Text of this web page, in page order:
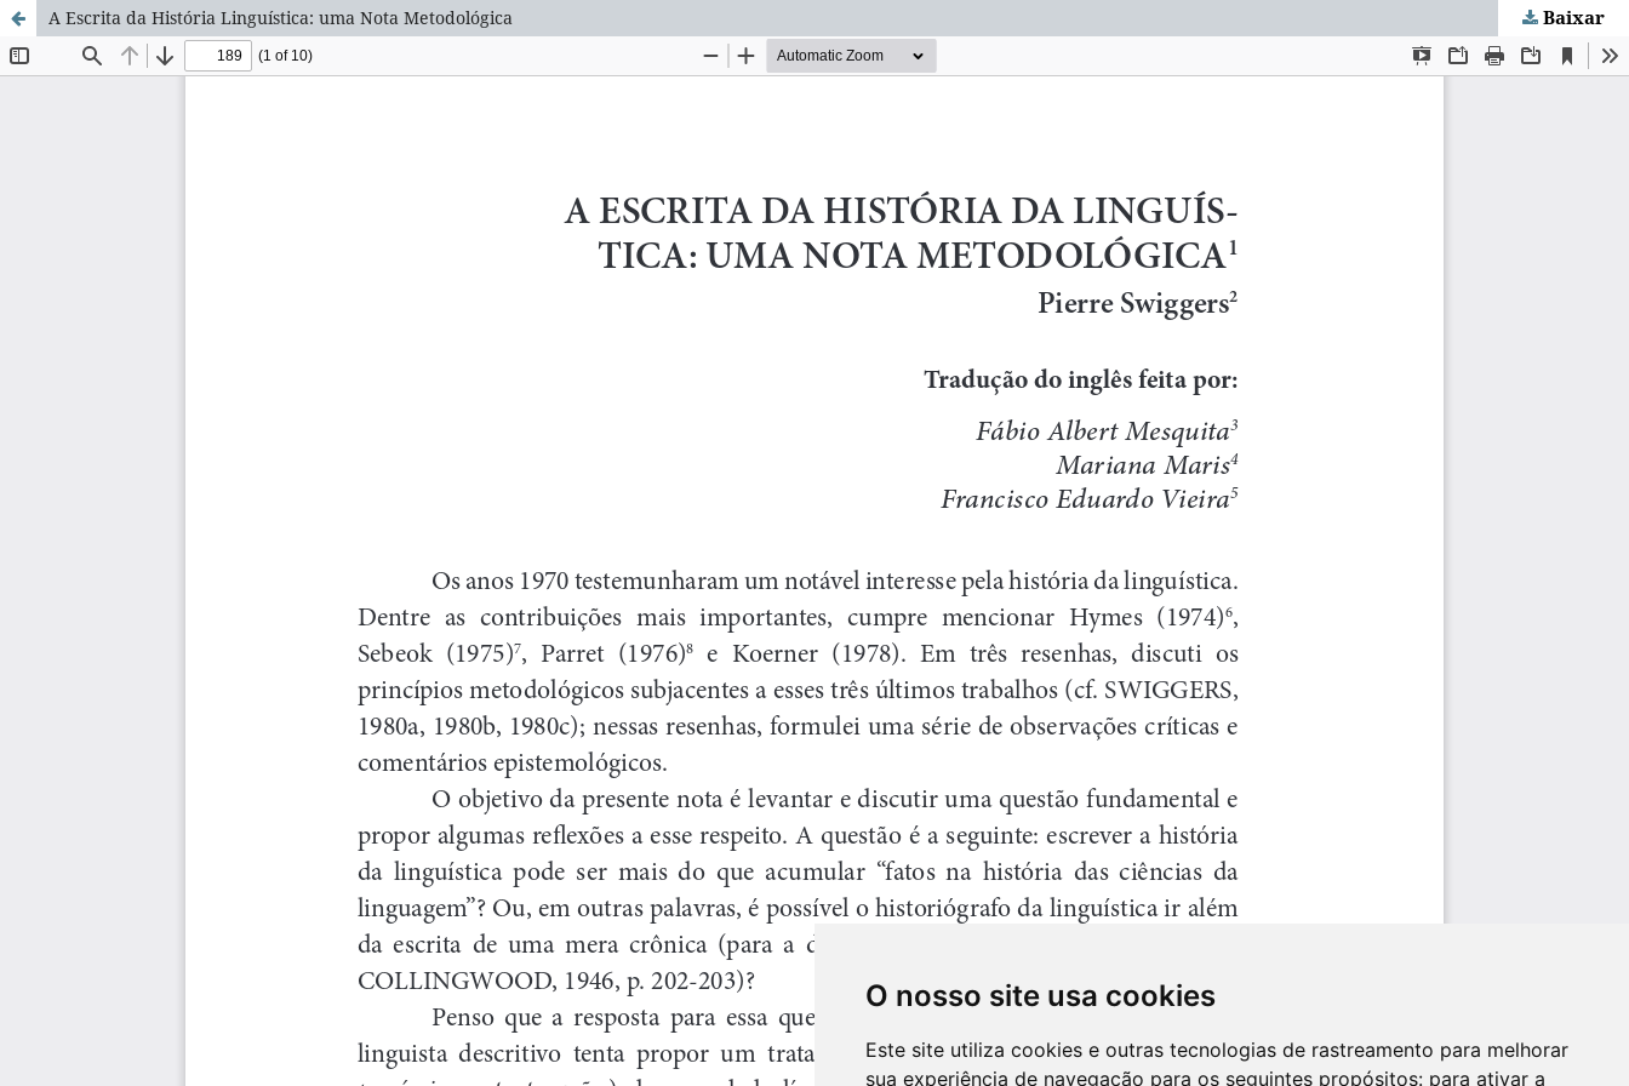
O nosso site usa cookies
Este site utiliza cookies e outras tecnologias de rastreamento para melhorar
sua experiência de navegação para os seguintes propósitos: para ativar a
A Escrita da História Linguística: uma Nota Metodológica Baixar